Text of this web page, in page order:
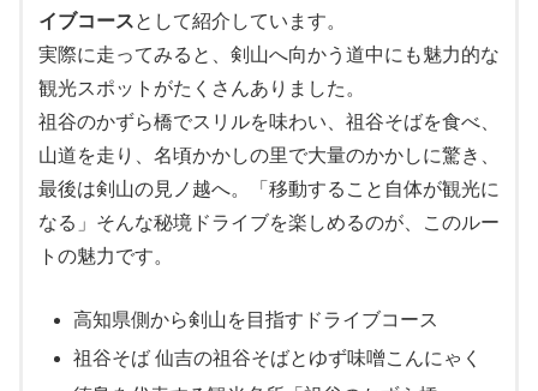
イブコースとして紹介しています。
実際に走ってみると、剣山へ向かう道中にも魅力的な
観光スポットがたくさんありました。
祖谷のかずら橋でスリルを味わい、祖谷そばを食べ、
山道を走り、名頃かかしの里で大量のかかしに驚き、
最後は剣山の見ノ越へ。「移動すること自体が観光に
なる」そんな秘境ドライブを楽しめるのが、このルー
トの魅力です。
高知県側から剣山を目指すドライブコース
祖谷そば 仙吉の祖谷そばとゆず味噌こんにゃく